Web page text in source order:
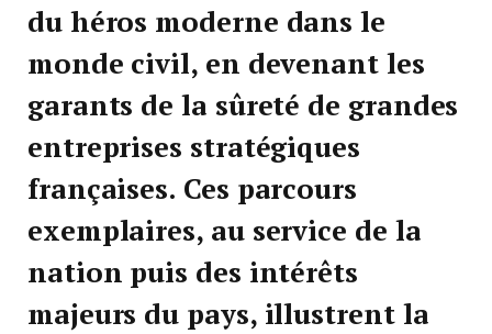
du héros moderne dans le
monde civil, en devenant les
garants de la sûreté de grandes
entreprises stratégiques
françaises. Ces parcours
exemplaires, au service de la
nation puis des intérêts
majeurs du pays, illustrent la